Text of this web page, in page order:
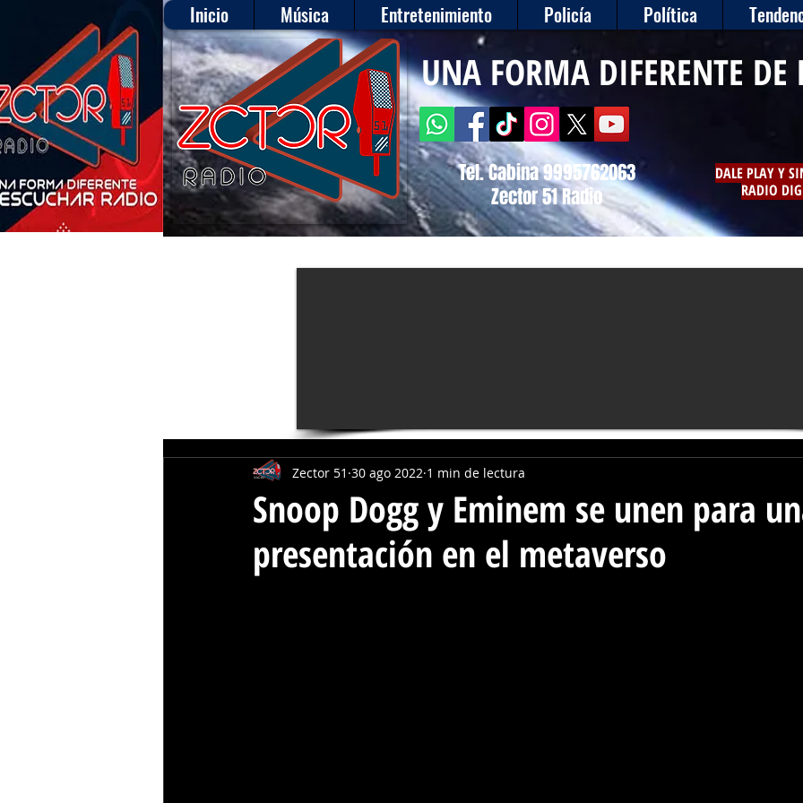
Inicio Música Entretenimiento Policía Política
Tel. Cabina 9995762063
Zector 51 Radio
DALE PLAY Y
RADIO
UNA FORMA DIFERENTE DE
Snoop Dogg y Eminem se unen para
presentación en el metaverso
Zector 51 30 ago 2022 1 min de lectura